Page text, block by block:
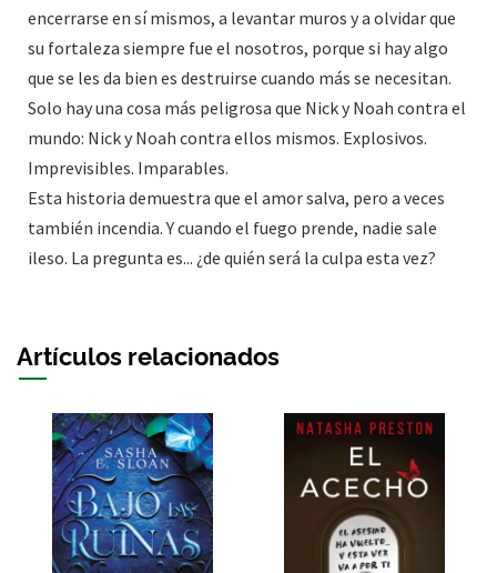
encerrarse en sí mismos, a levantar muros y a olvidar que
su fortaleza siempre fue el nosotros, porque si hay algo
que se les da bien es destruirse cuando más se necesitan.
Solo hay una cosa más peligrosa que Nick y Noah contra el
mundo: Nick y Noah contra ellos mismos. Explosivos.
Imprevisibles. Imparables.
Esta historia demuestra que el amor salva, pero a veces
también incendia. Y cuando el fuego prende, nadie sale
ileso. La pregunta es... ¿de quién será la culpa esta vez?
Artículos relacionados